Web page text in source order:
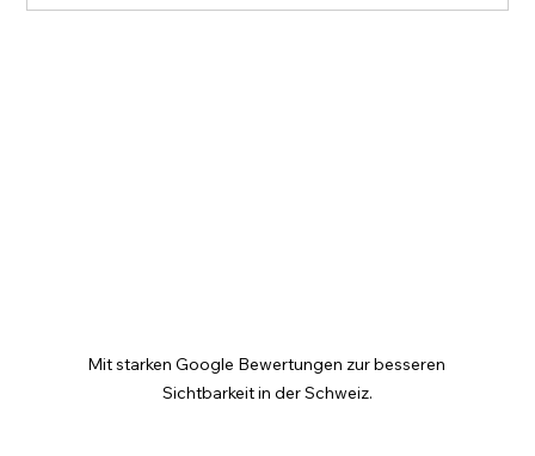
Mit starken Google Bewertungen zur besseren
Sichtbarkeit in der Schweiz.